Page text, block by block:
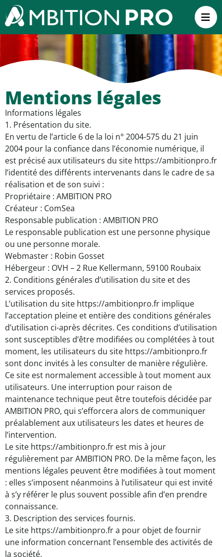
Mentions légales
Informations légales
1. Présentation du site.
En vertu de l’article 6 de la loi n° 2004-575 du 21 juin
2004 pour la confiance dans l’économie numérique, il
est précisé aux utilisateurs du site https://ambitionpro.fr
l’identité des différents intervenants dans le cadre de sa
réalisation et de son suivi :
Propriétaire : AMBITION PRO
Créateur : ComSea
Responsable publication : AMBITION PRO
Le responsable publication est une personne physique
ou une personne morale.
Webmaster : Robin Gosset
Hébergeur : OVH – 2 Rue Kellermann, 59100 Roubaix
2. Conditions générales d’utilisation du site et des
services proposés.
L’utilisation du site https://ambitionpro.fr implique
l’acceptation pleine et entière des conditions générales
d’utilisation ci-après décrites. Ces conditions d’utilisation
sont susceptibles d’être modifiées ou complétées à tout
moment, les utilisateurs du site https://ambitionpro.fr
sont donc invités à les consulter de manière régulière.
Ce site est normalement accessible à tout moment aux
utilisateurs. Une interruption pour raison de
maintenance technique peut être toutefois décidée par
AMBITION PRO, qui s’efforcera alors de communiquer
préalablement aux utilisateurs les dates et heures de
l’intervention.
Le site https://ambitionpro.fr est mis à jour
régulièrement par AMBITION PRO. De la même façon, les
mentions légales peuvent être modifiées à tout moment
: elles s’imposent néanmoins à l’utilisateur qui est invité
à s’y référer le plus souvent possible afin d’en prendre
connaissance.
3. Description des services fournis.
Le site https://ambitionpro.fr a pour objet de fournir
une information concernant l’ensemble des activités de
la société.